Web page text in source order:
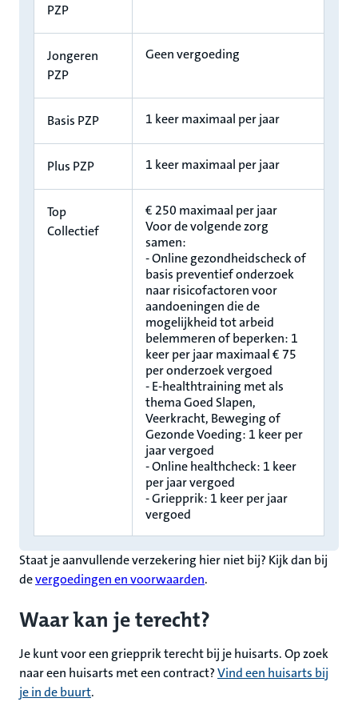
PZP
Jongeren
PZP
Geen vergoeding
Basis PZP 1 keer maximaal per jaar
Plus PZP 1 keer maximaal per jaar
Top
Collectief
€ 250 maximaal per jaar
Voor de volgende zorg
samen:
- Online gezondheidscheck of
basis preventief onderzoek
naar risicofactoren voor
aandoeningen die de
mogelijkheid tot arbeid
belemmeren of beperken: 1
keer per jaar maximaal € 75
per onderzoek vergoed
- E-healthtraining met als
thema Goed Slapen,
Veerkracht, Beweging of
Gezonde Voeding: 1 keer per
jaar vergoed
- Online healthcheck: 1 keer
per jaar vergoed
- Griepprik: 1 keer per jaar
vergoed
Staat je aanvullende verzekering hier niet bij? Kijk dan bij
devergoedingen en voorwaarden.
Waar kan je terecht?
Je kunt voor een griepprik terecht bij je huisarts. Op zoek
naar een huisarts met een contract?Vind een huisarts bij
je in de buurt.